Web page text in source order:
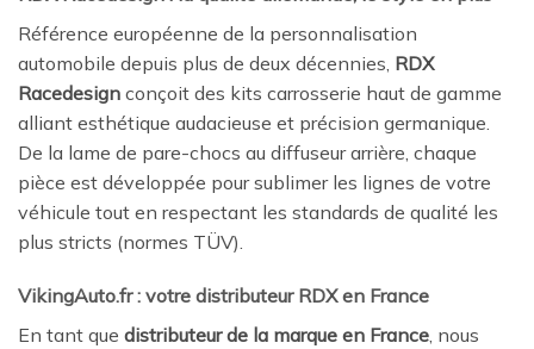
Référence européenne de la personnalisation
automobile depuis plus de deux décennies, RDX
Racedesign conçoit des kits carrosserie haut de gamme
alliant esthétique audacieuse et précision germanique.
De la lame de pare-chocs au diffuseur arrière, chaque
pièce est développée pour sublimer les lignes de votre
véhicule tout en respectant les standards de qualité les
plus stricts (normes TÜV).
VikingAuto.fr : votre distributeur RDX en France
En tant que distributeur de la marque en France, nous